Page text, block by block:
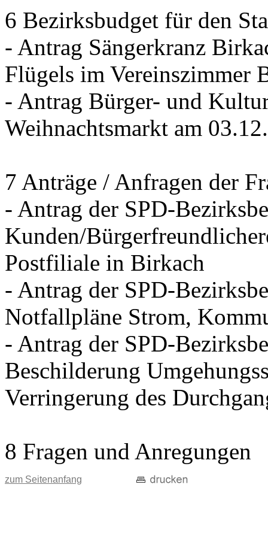
6 Bezirksbudget für den
- Antrag Sängerkranz
Flügels im Vereinszimmer
- Antrag Bürger- und
Weihnachtsmarkt am
7 Anträge / Anfragen der
- Antrag der SPD-
Kunden/
Postfiliale in Birkach
- Antrag der SPD-
Notfallpläne Strom,
- Antrag der SPD-
Beschilderung
Verringerung des
8 Fragen und Anregungen
zum Seitenanfang